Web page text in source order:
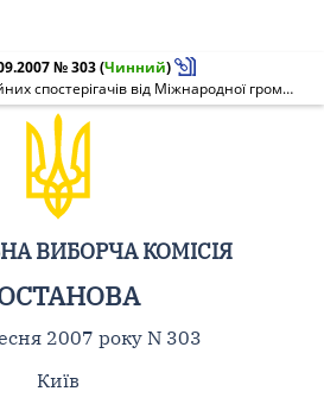
№ 303(Чинний)
Про реєстрацію офіційних спостерігачів від Міжнародної громадської організації сприяння розвитку виборчих технологій "За справедливі вибори" на позачергових виборах народних депутатів України 30 вересня 2007 року
ВИБОРЧА КОМІСІЯ
2007 року N 303
Київ